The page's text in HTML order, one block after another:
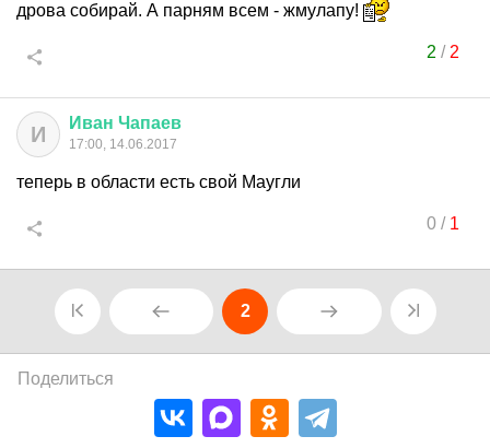
дрова собирай. А парням всем - жмулапу!
2 / 2
И Иван Чапаев
17:00, 14.06.2017
теперь в области есть свой Маугли
0/ 1
2
Поделиться